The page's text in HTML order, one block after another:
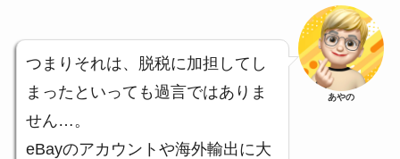
つまりそれは、脱税に加担してし
まったといっても過言ではありま
せん…。
eBayのアカウントや海外輸出に大
あやの